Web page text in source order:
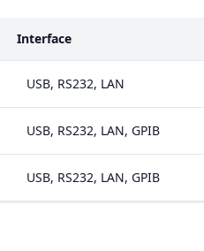
Interface
USB, RS232, LAN
USB, RS232, LAN, GPIB
USB, RS232, LAN, GPIB